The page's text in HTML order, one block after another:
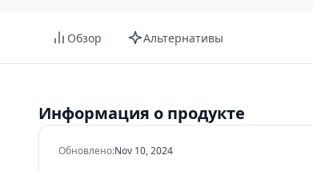
Обзор Альтернативы
Информация о продукте
Обновлено:Nov 10, 2024